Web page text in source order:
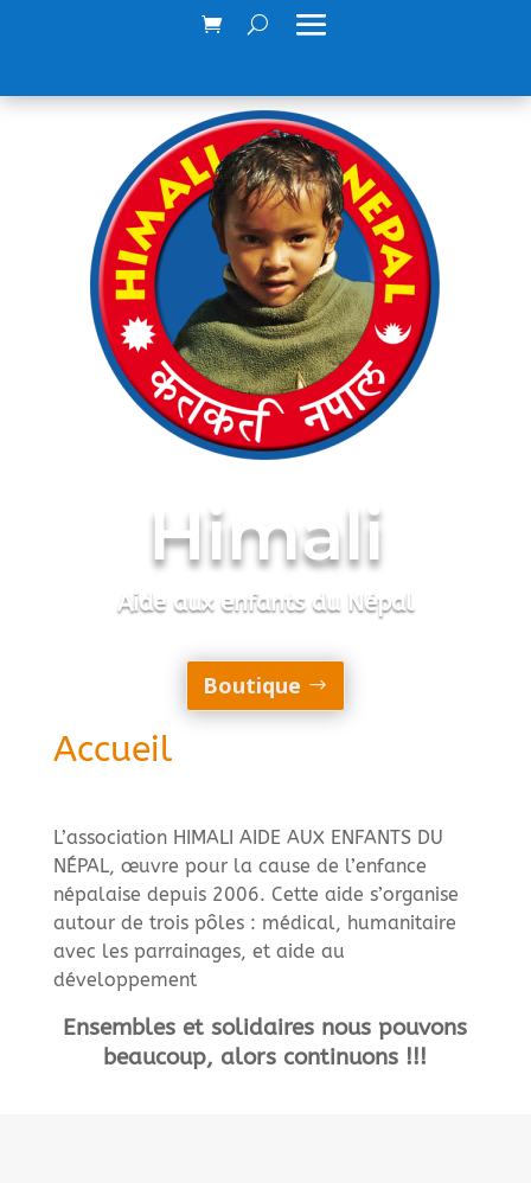
Himali
Aide aux enfants du Népal
Boutique
Accueil
L’association HIMALI AIDE AUX ENFANTS DU
NÉPAL, œuvre pour la cause de l’enfance
népalaise depuis 2006. Cette aide s’organise
autour de trois pôles : médical, humanitaire
avec les parrainages, et aide au
développement
Ensembles et solidaires nous pouvons
beaucoup, alors continuons !!!